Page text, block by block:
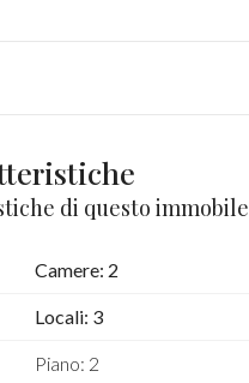
di questo immobile
Camere: 2
Locali: 3
Piano: 2